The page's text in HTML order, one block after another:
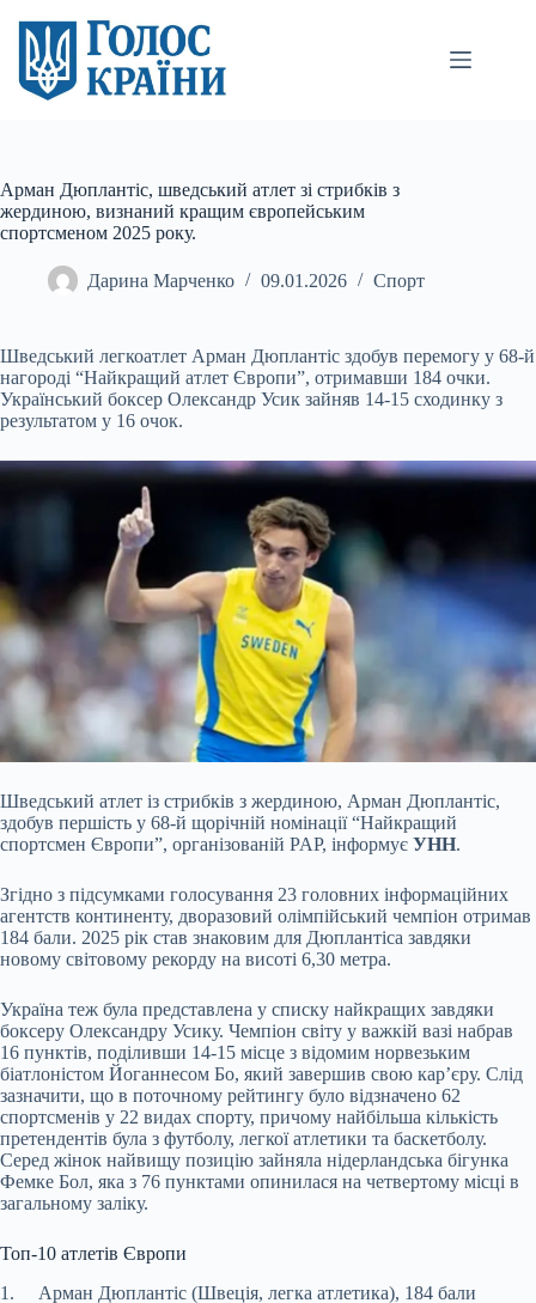
вмісту
Арман Дюплантіс, шведський атлет зі стрибків з
жердиною, визнаний кращим європейським
спортсменом 2025 року.
Дарина Марченко 09.01.2026 Спорт
Шведський легкоатлет Арман Дюплантіс здобув перемогу у 68-й
нагороді “Найкращий атлет Європи”, отримавши 184 очки.
Український боксер Олександр Усик зайняв 14-15 сходинку з
результатом у 16 очок.
Шведський атлет із стрибків з жердиною, Арман Дюплантіс,
здобув першість у 68-й щорічній номінації “Найкращий
спортсмен Європи”, організованій PAP, інформує УНН.
Згідно з підсумками голосування 23 головних інформаційних
агентств континенту, дворазовий олімпійський чемпіон отримав
184 бали. 2025 рік став знаковим для Дюплантіса завдяки
новому світовому рекорду на висоті 6,30 метра.
Україна теж була представлена у списку найкращих завдяки
боксеру Олександру Усику. Чемпіон світу у важкій вазі набрав
16 пунктів, поділивши 14-15 місце з відомим норвезьким
біатлоністом Йоганнесом Бо, який завершив свою кар’єру. Слід
зазначити, що в поточному рейтингу було відзначено 62
спортсменів у 22 видах спорту, причому найбільша кількість
претендентів була з футболу, легкої атлетики та баскетболу.
Серед жінок найвищу позицію зайняла нідерландська бігунка
Фемке Бол, яка з 76 пунктами опинилася на четвертому місці в
загальному заліку.
Топ-10 атлетів Європи
1. Арман Дюплантіс (Швеція, легка атлетика), 184 бали